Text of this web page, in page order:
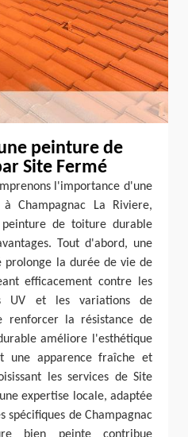
peinture de
Site Fermé
l'importance d'une
Champagnac La Riviere,
de toiture durable
Tout d'abord, une
prolonge la durée de vie de
efficacement contre les
UV et les variations de
renforcer la résistance de
améliore l'esthétique
une apparence fraîche et
les services de Site
expertise locale, adaptée
spécifiques de Champagnac
bien peinte contribue